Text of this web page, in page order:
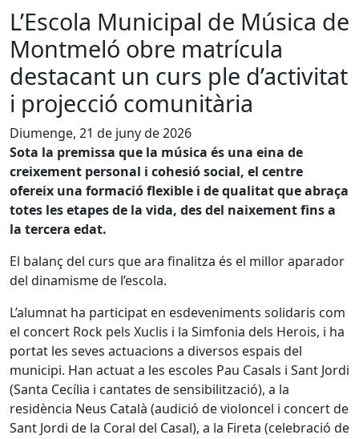
L’Escola Municipal de Música de
Montmeló obre matrícula
destacant un curs ple d’activitat
i projecció comunitària
Diumenge, 21 de juny de 2026
Sota la premissa que la música és una eina de
creixement personal i cohesió social, el centre
ofereix una formació flexible i de qualitat que abraça
totes les etapes de la vida, des del naixement fins a
la tercera edat.
El balanç del curs que ara finalitza és el millor aparador
del dinamisme de l’escola.
L’alumnat ha participat en esdeveniments solidaris com
el concert Rock pels Xuclis i la Simfonia dels Herois, i ha
portat les seves actuacions a diversos espais del
municipi. Han actuat a les escoles Pau Casals i Sant Jordi
(Santa Cecília i cantates de sensibilització), a la
residència Neus Català (audició de violoncel i concert de
Sant Jordi de la Coral del Casal), a la Fireta (celebració de